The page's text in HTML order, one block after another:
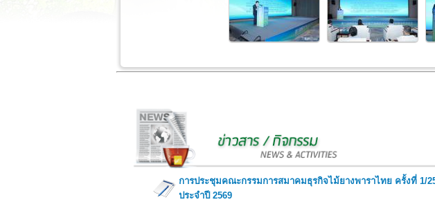
การประชุมคณะกรรมการสมาคมธุรกิจไม้ยางพาราไทย ครั้งที่ 1/
ประจำปี 2569